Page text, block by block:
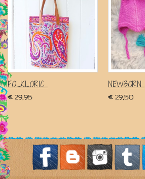
FOLKLORIC...
€ 29,95
NEWBORN...
€ 29,50